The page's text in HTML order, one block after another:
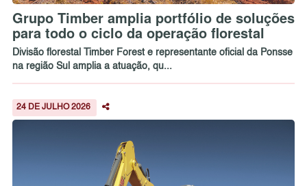
Grupo Timber amplia portfólio de soluções
para todo o ciclo da operação florestal
Divisão florestal Timber Forest e representante oficial da Ponsse
na região Sul amplia a atuação, qu...
24 DE JULHO 2026